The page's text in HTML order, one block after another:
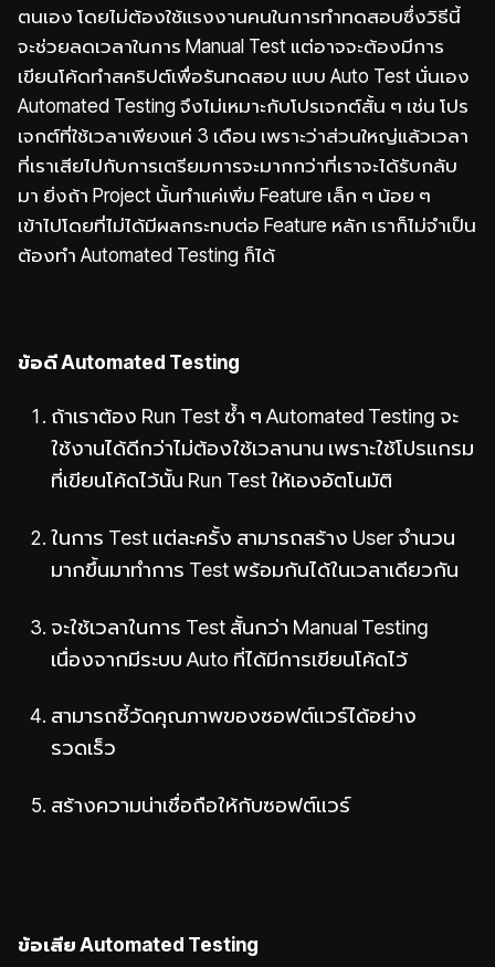
ตนเอง โดยไม่ต้องใช้แรงงานคนในการทำทดสอบซึ่งวิธีนี้
จะช่วยลดเวลาในการ Manual Test แต่อาจจะต้องมีการ
เขียนโค้ดทำสคริปต์เพื่อรันทดสอบ แบบ Auto Test นั่นเอง
Automated Testing จึงไม่เหมาะกับโปรเจกต์สั้น ๆ เช่น โปร
เจกต์ที่ใช้เวลาเพียงแค่ 3 เดือน เพราะว่าส่วนใหญ่แล้วเวลา
ที่เราเสียไปกับการเตรียมการจะมากกว่าที่เราจะได้รับกลับ
มา ยิ่งถ้า Project นั้นทำแค่เพิ่ม Feature เล็ก ๆ น้อย ๆ
เข้าไปโดยที่ไม่ได้มีผลกระทบต่อ Feature หลัก เราก็ไม่จำเป็น
ต้องทำ Automated Testing ก็ได้
ข้อดี Automated Testing
ถ้าเราต้อง Run Test ซ้ำ ๆ Automated Testing จะ
ใช้งานได้ดีกว่าไม่ต้องใช้เวลานาน เพราะใช้โปรแกรม
ที่เขียนโค้ดไว้นั้น Run Test ให้เองอัตโนมัติ
ในการ Test แต่ละครั้ง สามารถสร้าง User จำนวน
มากขึ้นมาทำการ Test พร้อมกันได้ในเวลาเดียวกัน
จะใช้เวลาในการ Test สั้นกว่า Manual Testing
เนื่องจากมีระบบ Auto ที่ได้มีการเขียนโค้ดไว้
สามารถชี้วัดคุณภาพของซอฟต์แวร์ได้อย่าง
รวดเร็ว
สร้างความน่าเชื่อถือให้กับซอฟต์แวร์
ข้อเสีย Automated Testing